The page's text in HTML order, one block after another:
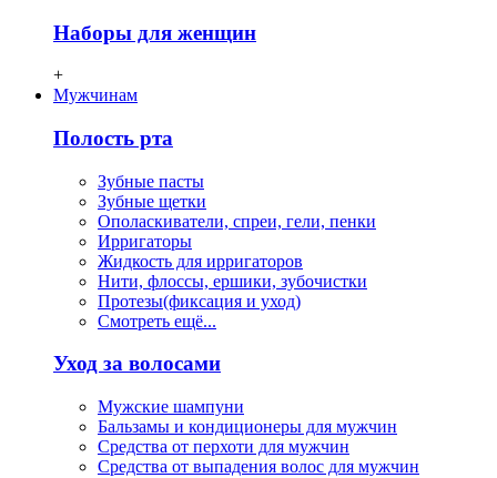
Наборы для женщин
+
Мужчинам
Полость рта
Зубные пасты
Зубные щетки
Ополаскиватели, спреи, гели, пенки
Ирригаторы
Жидкость для ирригаторов
Нити, флосcы, ершики, зубочистки
Протезы(фиксация и уход)
Смотреть ещё...
Уход за волосами
Мужские шампуни
Бальзамы и кондиционеры для мужчин
Средства от перхоти для мужчин
Средства от выпадения волос для мужчин